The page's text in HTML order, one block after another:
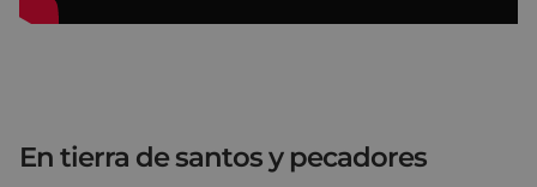
En tierra de santos y pecadores